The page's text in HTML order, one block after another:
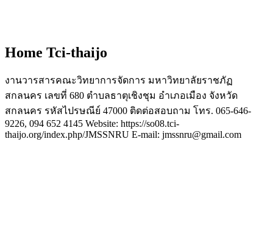
Home Tci-thaijo
งานวารสารคณะวิทยาการจัดการ มหาวิทยาลัยราชภัฏ
สกลนคร เลขที่ 680 ตำบลธาตุเชิงชุม อำเภอเมือง จังหวัด
สกลนคร รหัสไปรษณีย์ 47000 ติดต่อสอบถาม โทร. 065-646-
9226, 094 652 4145 Website: https://so08.tci-
thaijo.org/index.php/JMSSNRU E-mail: jmssnru@gmail.com